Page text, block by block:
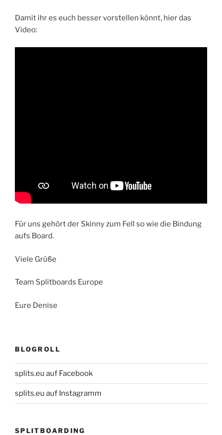
Damit ihr es euch besser vorstellen könnt, hier das
Video:
Für uns gehört der Skinny zum Fell so wie die Bindung
aufs Board.
Viele Grüße
Team Splitboards Europe
Eure Denise
BLOGROLL
splits.eu auf Facebook
splits.eu auf Instagramm
SPLITBOARDING